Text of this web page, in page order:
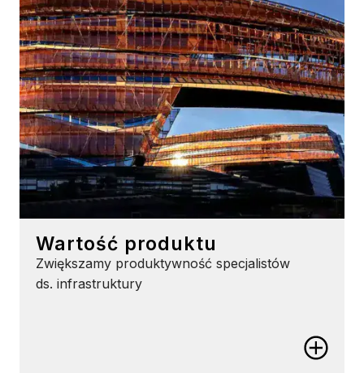
Wartość produktu
Zwiększamy produktywność specjalistów
ds. infrastruktury
Zwiększ produktywność, popraw wydajność i pokonaj